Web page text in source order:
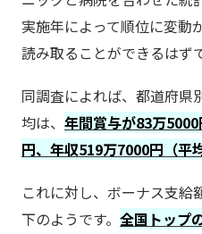
実施年によって順位に変動
読み取ることができるはず
同調査によれば、都道府県
均は、 年間賞与が83万
円、年収519万7000円（平
これに対し、ボーナス支
下のようです。 全国トップ